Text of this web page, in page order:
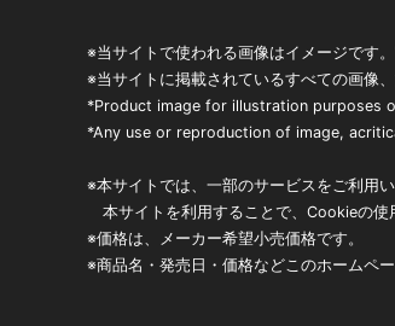
※当サイトで使われる画像はイメージです
※当サイトに掲載されているすべての画像
*Product image for illustration purposes
*Any use or reproduction of image,
※本サイトでは、一部のサービスをご利用
本サイトを利用することで、Cookieの使
※価格は、メーカー希望小売価格です。
※商品名・発売日・価格などこのホームペ